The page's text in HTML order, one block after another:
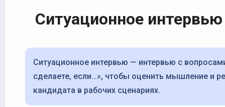
Ситуационное интервью
Ситуационное интервью — интервью с вопросами «что вы
сделаете, если…», чтобы оценить мышление и
кандидата в рабочих сценариях.